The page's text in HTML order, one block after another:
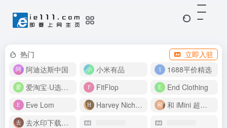
热门
立即入驻
阿迪达斯中国
小米有品
1688平价精选
爱淘宝·U选好价
FitFlop
End Clothing
Eve Lom
Harvey Nichols
和 iMini 超级智能体一起构建伟大作品
去水印下载视频